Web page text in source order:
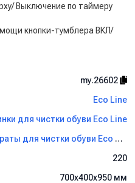
Выключение по таймеру
кнопки-тумблера ВКЛ/
my.26602
Eco Line
для чистки обуви Eco Line
Офисные аппараты для чистки обуви Eco Line
220
700х400х950 мм